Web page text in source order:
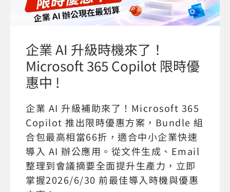
企業 AI 升級時機來了！
Microsoft 365 Copilot 限時優
惠中 !
企業 AI 升級補助來了！Microsoft 365
Copilot 推出限時優惠方案，Bundle 組
合包最高相當66折，適合中小企業快速
導入 AI 辦公應用。從文件生成、Email
整理到會議摘要全面提升生產力，立即
掌握2026/6/30 前最佳導入時機與優惠